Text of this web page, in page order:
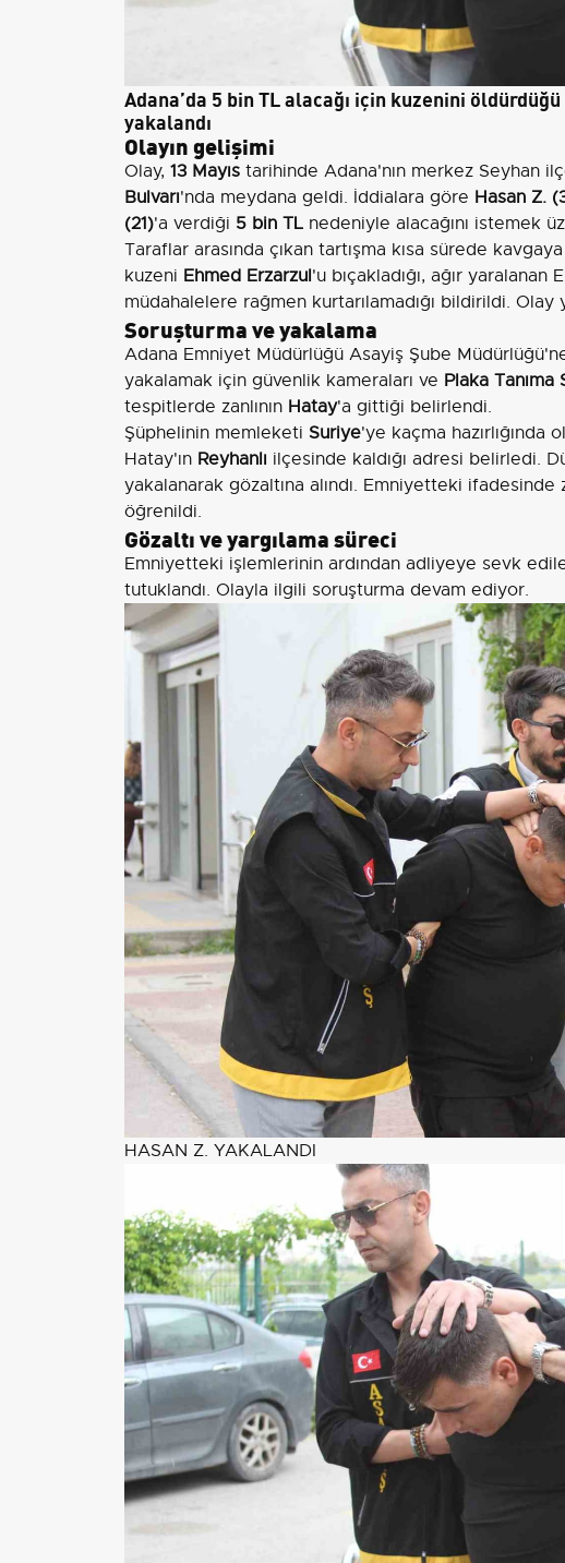
Adana’da 5 bin TL alacağı için kuzenini
yakalandı
Olayın gelişimi
Olay, 13 Mayıs tarihinde Adana'nın merkez Seyhan
Bulvarı'nda meydana geldi. İddialara göre Hasan Z.
(21)'a verdiği 5 bin TL nedeniyle alacağını istemek
Taraflar arasında çıkan tartışma kısa sürede
kuzeni Ehmed Erzarzul'u bıçakladığı, ağır yaralanan
müdahalelere rağmen kurtarılamadığı bildirildi. Olay
Soruşturma ve yakalama
Adana Emniyet Müdürlüğü Asayiş Şube
yakalamak için güvenlik kameraları ve Plaka Tanıma
tespitlerde zanlının Hatay'a gittiği belirlendi.
Şüphelinin memleketi Suriye'ye kaçma
Hatay'ın Reyhanlı ilçesinde kaldığı adresi belirledi.
yakalanarak gözaltına alındı. Emniyetteki ifadesinde
öğrenildi.
Gözaltı ve yargılama süreci
Emniyetteki işlemlerinin ardından adliyeye sevk
tutuklandı. Olayla ilgili soruşturma devam ediyor.
HASAN Z. YAKALANDI